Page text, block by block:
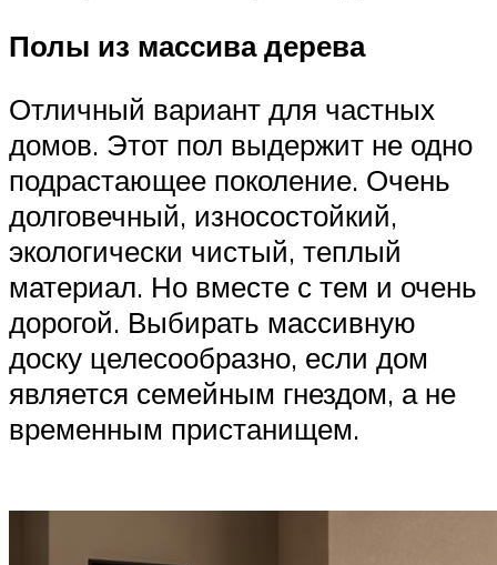
Полы из массива дерева
Отличный вариант для частных
домов. Этот пол выдержит не одно
подрастающее поколение. Очень
долговечный, износостойкий,
экологически чистый, теплый
материал. Но вместе с тем и очень
дорогой. Выбирать массивную
доску целесообразно, если дом
является семейным гнездом, а не
временным пристанищем.